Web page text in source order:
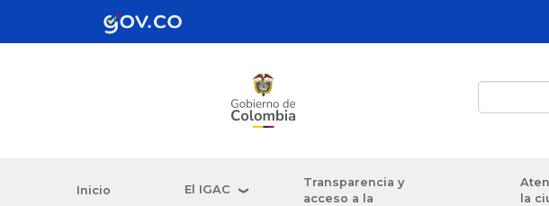
Pasar al contenido principal
Inicio El IGAC
Transparencia y
acceso a la
la